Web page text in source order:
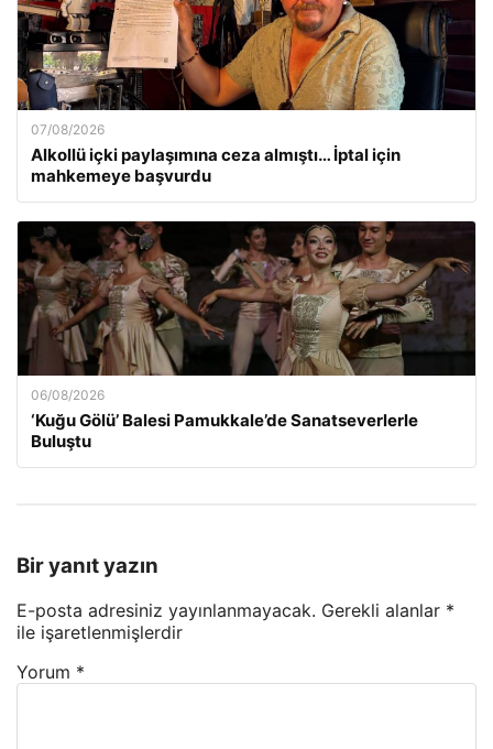
07/08/2026
Alkollü içki paylaşımına ceza almıştı… İptal için
mahkemeye başvurdu
06/08/2026
‘Kuğu Gölü’ Balesi Pamukkale’de Sanatseverlerle
Buluştu
Bir yanıt yazın
E-posta adresiniz yayınlanmayacak. Gerekli alanlar *
ile işaretlenmişlerdir
Yorum *